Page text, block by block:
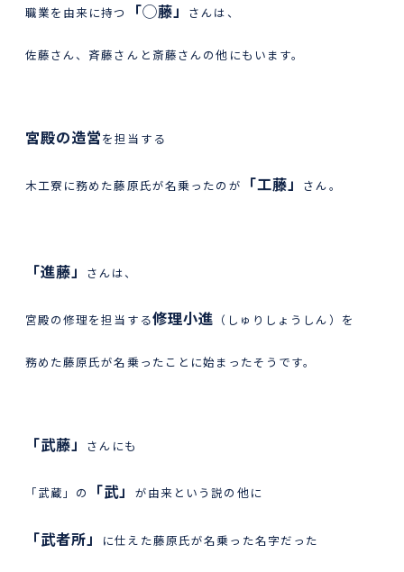
職業を由来に持つ 「◯藤」 さんは、
佐藤さん、斉藤さんと斎藤さんの他にもいます。
宮殿の造営を担当する
木工寮に務めた藤原氏が名乗ったのが 「工藤」 さん。
「進藤」 さんは、
宮殿の修理を担当する修理小進 （しゅりしょうしん）を
務めた藤原氏が名乗ったことに始まったそうです。
「武藤」 さんにも
「武蔵」の 「武」 が由来という説の他に
「武者所」 に仕えた藤原氏が名乗った名字だった